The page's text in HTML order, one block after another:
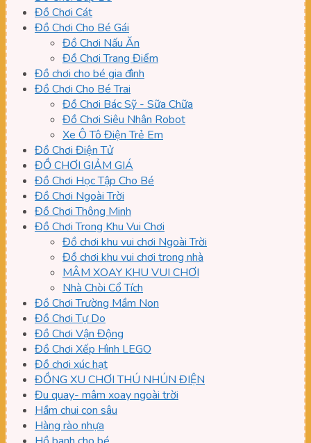
Đồ Chơi Cát
Đồ Chơi Cho Bé Gái
Đồ Chơi Nấu Ăn
Đồ Chơi Trang Điểm
Đồ chơi cho bé gia đình
Đồ Chơi Cho Bé Trai
Đồ Chơi Bác Sỹ - Sữa Chữa
Đồ Chơi Siêu Nhân Robot
Xe Ô Tô Điện Trẻ Em
Đồ Chơi Điện Tử
ĐỒ CHƠI GIẢM GIÁ
Đồ Chơi Học Tập Cho Bé
Đồ Chơi Ngoài Trời
Đồ Chơi Thông Minh
Đồ Chơi Trong Khu Vui Chơi
Đồ chơi khu vui chơi Ngoài Trời
Đồ chơi khu vui chơi trong nhà
MÂM XOAY KHU VUI CHƠI
Nhà Chòi Cổ Tích
Đồ Chơi Trường Mầm Non
Đồ Chơi Tự Do
Đồ Chơi Vận Động
Đồ Chơi Xếp Hình LEGO
Đồ chơi xúc hạt
ĐỒNG XU CHƠI THÚ NHÚN ĐIỆN
Đu quay- mâm xoay ngoài trời
Hầm chui con sâu
Hàng rào nhựa